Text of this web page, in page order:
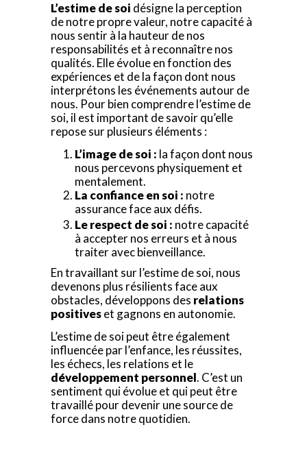
L’estime de soi désigne la perception
de notre propre valeur, notre capacité à
nous sentir à la hauteur de nos
responsabilités et à reconnaître nos
qualités. Elle évolue en fonction des
expériences et de la façon dont nous
interprétons les événements autour de
nous. Pour bien comprendre l’estime de
soi, il est important de savoir qu’elle
repose sur plusieurs éléments :
L’image de soi : la façon dont nous
nous percevons physiquement et
mentalement.
La confiance en soi : notre
assurance face aux défis.
Le respect de soi : notre capacité
à accepter nos erreurs et à nous
traiter avec bienveillance.
En travaillant sur l’estime de soi, nous
devenons plus résilients face aux
obstacles, développons des relations
positiveset gagnons en autonomie.
L’estime de soi peut être également
influencée par l’enfance, les réussites,
les échecs, les relations et le
développement personnel. C’est un
sentiment qui évolue et qui peut être
travaillé pour devenir une source de
force dans notre quotidien.